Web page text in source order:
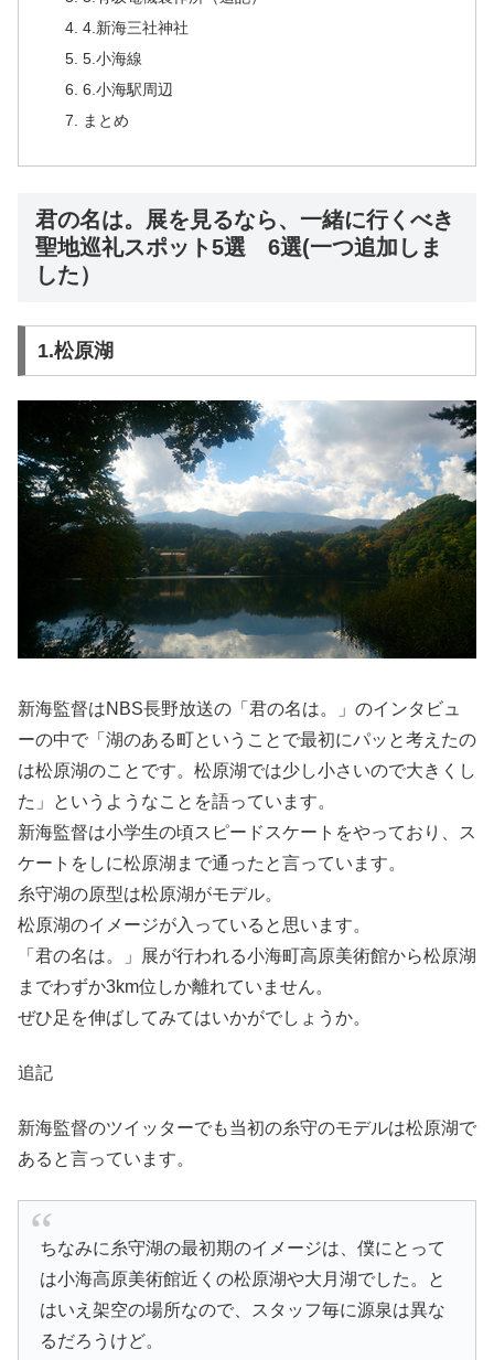
4.新海三社神社
5.小海線
6.小海駅周辺
まとめ
君の名は。展を見るなら、一緒に行くべき
聖地巡礼スポット5選 6選(一つ追加しま
した）
1.松原湖
新海監督はNBS長野放送の「君の名は。」のインタビュ
ーの中で「湖のある町ということで最初にパッと考えたの
は松原湖のことです。松原湖では少し小さいので大きくし
た」というようなことを語っています。
新海監督は小学生の頃スピードスケートをやっており、ス
ケートをしに松原湖まで通ったと言っています。
糸守湖の原型は松原湖がモデル。
松原湖のイメージが入っていると思います。
「君の名は。」展が行われる小海町高原美術館から松原湖
までわずか3km位しか離れていません。
ぜひ足を伸ばしてみてはいかがでしょうか。
追記
新海監督のツイッターでも当初の糸守のモデルは松原湖で
あると言っています。
ちなみに糸守湖の最初期のイメージは、僕にとって
は小海高原美術館近くの松原湖や大月湖でした。と
はいえ架空の場所なので、スタッフ毎に源泉は異な
るだろうけど。